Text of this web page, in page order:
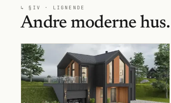
↳ §IV · LIGNENDE
Andre moderne hus.